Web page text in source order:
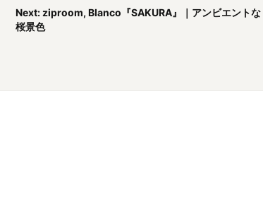
Next: ziproom, Blanco『SAKURA』｜アンビエントな
桜景色